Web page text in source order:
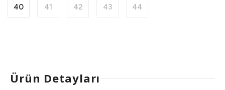
40 41 42 43 44
Ürün Detayları